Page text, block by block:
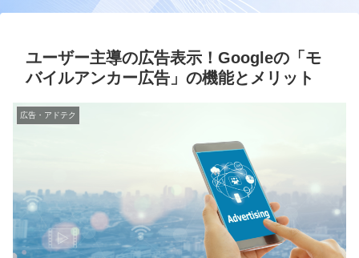
ユーザー主導の広告表示！Googleの「モ
バイルアンカー広告」の機能とメリット
広告・アドテク